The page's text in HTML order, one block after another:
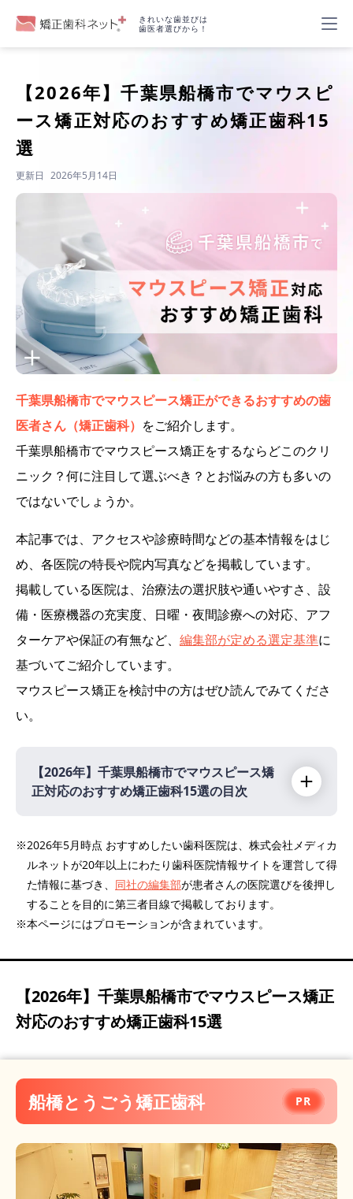
きれいな歯並びは
歯医者選びから！
【2026年】千葉県船橋市でマウスピ
ース矯正対応のおすすめ矯正歯科15
選
更新日 2026年5月14日
千葉県船橋市でマウスピース矯正ができるおすすめの歯
医者さん（矯正歯科） をご紹介します。
千葉県船橋市でマウスピース矯正をするならどこのクリ
ニック？何に注目して選ぶべき？とお悩みの方も多いの
ではないでしょうか。
本記事では、アクセスや診療時間などの基本情報をはじ
め、各医院の特長や院内写真などを掲載しています。
掲載している医院は、治療法の選択肢や通いやすさ、設
備・医療機器の充実度、日曜・夜間診療への対応、アフ
ターケアや保証の有無など、 編集部が定める選定基準に
基づいてご紹介しています。
マウスピース矯正を検討中の方はぜひ読んでみてくださ
い。
【2026年】 千葉県船橋市でマウスピース矯
正対応のおすすめ矯正歯科15選の目次
船橋とうごう矯正歯科 PR
ふかや矯正歯科
小貫歯科医院 PR
正歯科・訪問歯科
ビバ歯科・矯正小児歯科
医療法人社団双野会すずき歯科クリニック
船橋もりやま歯科・矯正歯科
医療法人社団S.H.M.K. 船橋総合歯科・矯正歯
みさきエキ歯科
つかだ歯科医院
※2026年5月時点 おすすめしたい歯科医院は、株式会社メディカ
ルネットが20年以上にわたり歯科医院情報サイトを運営して得
た情報に基づき、 同社の編集部が患者さんの医院選びを後押し
することを目的に第三者目線で掲載しております。
※本ページにはプロモーションが含まれています。
【2026年】 千葉県船橋市でマウスピース矯正
対応のおすすめ矯正歯科15選
船橋とうごう矯正歯科